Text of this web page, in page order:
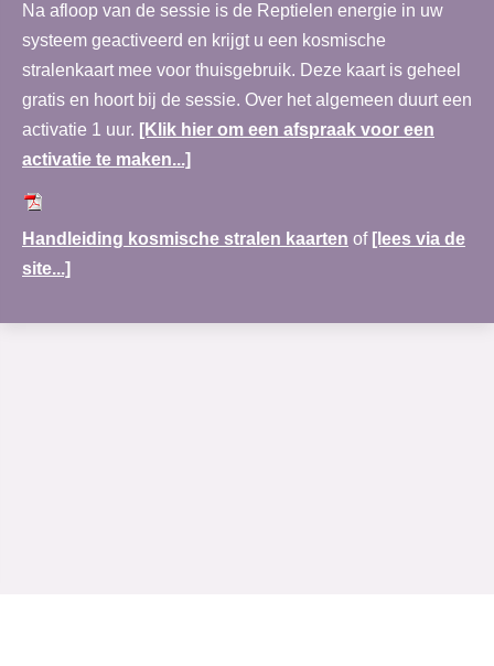
Na afloop van de sessie is de Reptielen energie in uw
systeem geactiveerd en krijgt u een kosmische
stralenkaart mee voor thuisgebruik. Deze kaart is geheel
gratis en hoort bij de sessie. Over het algemeen duurt een
activatie 1 uur. [Klik hier om een afspraak voor een
activatie te maken...]
Handleiding kosmische stralen kaarten of [lees via de
site...]